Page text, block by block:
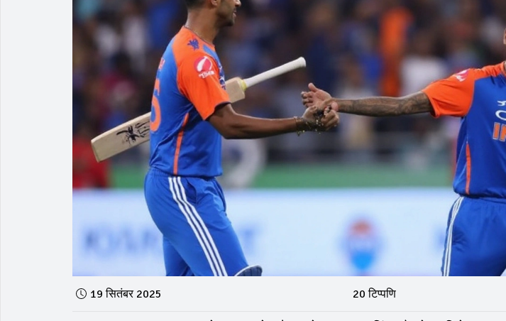
19 सितंबर 2025 20 टिप्पणि